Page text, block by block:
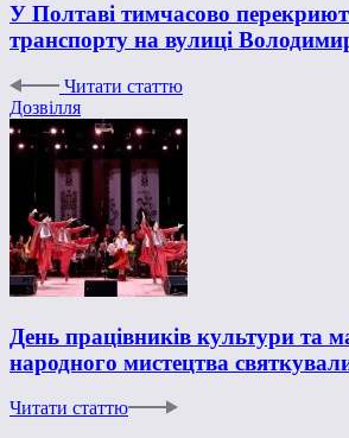
У Полтаві тимчасово
транспорту на вулиці
Читати статтю
Дозвілля
День працівників культури та
народного мистецтва
Читати статтю